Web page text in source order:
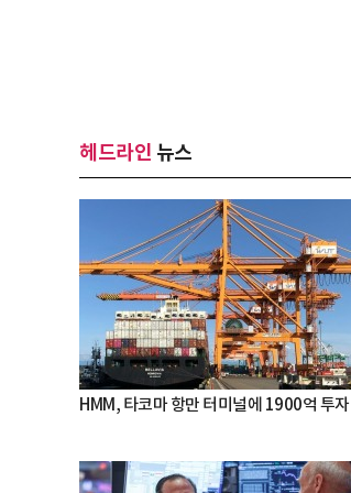
헤드라인 뉴스
HMM, 타코마 항만 터미널에 1900억 투자